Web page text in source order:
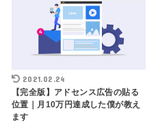
2021.02.24
【完全版】アドセンス広告の貼る
位置｜月10万円達成した僕が教え
ます